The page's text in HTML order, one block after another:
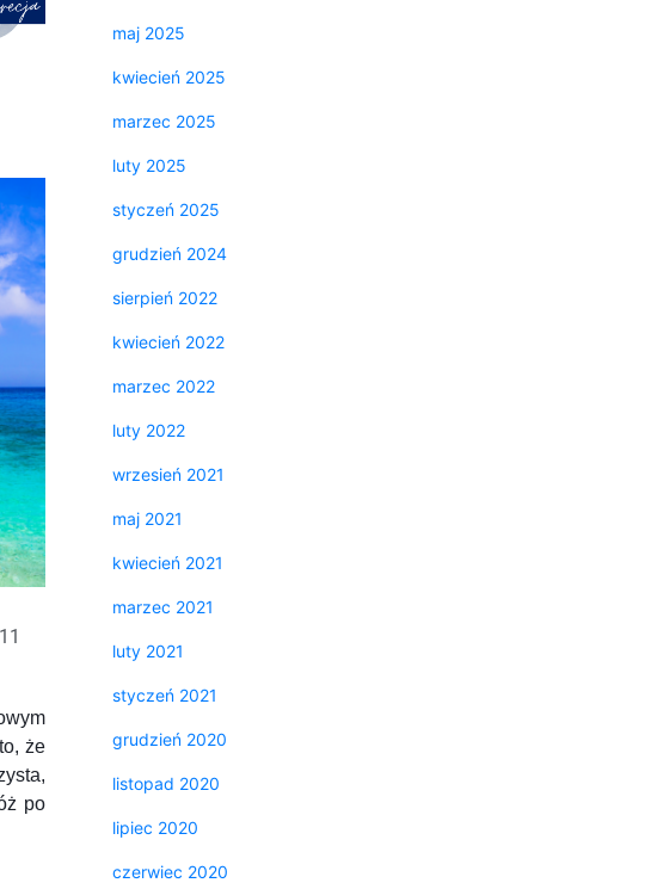
że
po
maj 2025
kwiecień 2025
marzec 2025
luty 2025
styczeń 2025
grudzień 2024
sierpień 2022
kwiecień 2022
marzec 2022
luty 2022
wrzesień 2021
maj 2021
kwiecień 2021
marzec 2021
luty 2021
styczeń 2021
grudzień 2020
listopad 2020
lipiec 2020
czerwiec 2020